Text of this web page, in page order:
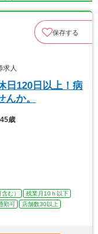
保存する
求人
日120日以上！病
か。
歳
む）
残業月10ｈ以下
勤可
店舗数30以上